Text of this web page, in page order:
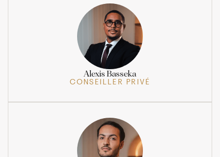
Alexis Basseka
CONSEILLER PRIVÉ